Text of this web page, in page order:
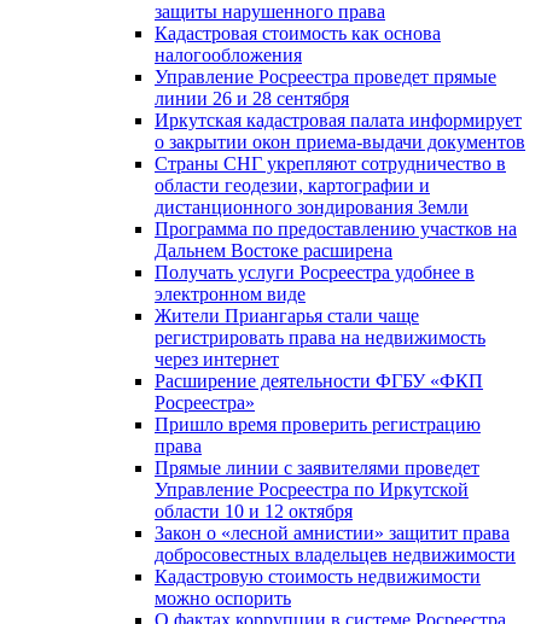
защиты нарушенного права
Кадастровая стоимость как основа
налогообложения
Управление Росреестра проведет прямые
линии 26 и 28 сентября
Иркутская кадастровая палата информирует
о закрытии окон приема-выдачи документов
Страны СНГ укрепляют сотрудничество в
области геодезии, картографии и
дистанционного зондирования Земли
Программа по предоставлению участков на
Дальнем Востоке расширена
Получать услуги Росреестра удобнее в
электронном виде
Жители Приангарья стали чаще
регистрировать права на недвижимость
через интернет
Расширение деятельности ФГБУ «ФКП
Росреестра»
Пришло время проверить регистрацию
права
Прямые линии с заявителями проведет
Управление Росреестра по Иркутской
области 10 и 12 октября
Закон о «лесной амнистии» защитит права
добросовестных владельцев недвижимости
Кадастровую стоимость недвижимости
можно оспорить
О фактах коррупции в системе Росреестра